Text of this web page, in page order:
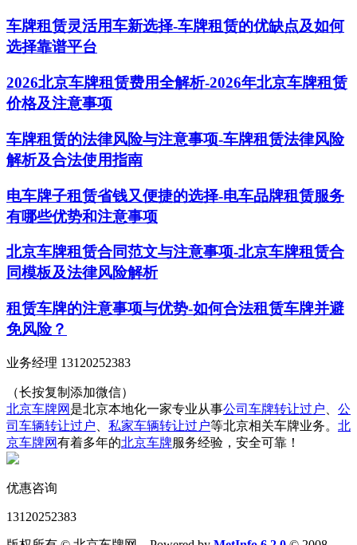
车牌租赁灵活用车新选择-车牌租赁的优缺点及如何
选择靠谱平台
2026北京车牌租赁费用全解析-2026年北京车牌租赁
价格及注意事项
车牌租赁的法律风险与注意事项-车牌租赁法律风险
解析及合法使用指南
电车牌子租赁省钱又便捷的选择-电车品牌租赁服务
有哪些优势和注意事项
北京车牌租赁合同范文与注意事项-北京车牌租赁合
同模板及法律风险解析
租赁车牌的注意事项与优势-如何合法租赁车牌并避
免风险？
业务经理 13120252383
（长按复制添加微信）
北京车牌网 是北京本地化一家专业从事公司车牌转让过户
公
司车辆转让过户
私家车辆转让过户等北京相关车牌业务。 北
京车牌网有着多年的北京车牌服务经验，安全可靠！
优惠咨询
13120252383